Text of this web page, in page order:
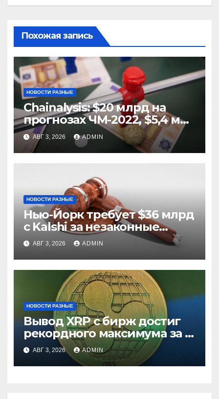
Похожая запись
НОВОСТИ РАЗНЫЕ
Chainalysis: $20 млрд на
прогнозах ЧМ-2022, $5,4 млн
из них незаконные
АВГ 3, 2026 ADMIN
НОВОСТИ РАЗНЫЕ
Нью-Йорк требует $36 млрд
с Kalshi за незаконные
ставки
АВГ 3, 2026 ADMIN
НОВОСТИ РАЗНЫЕ
Вывод XRP с бирж достиг
рекордного максимума за 5
летАВГ 3, 2026 ADMIN